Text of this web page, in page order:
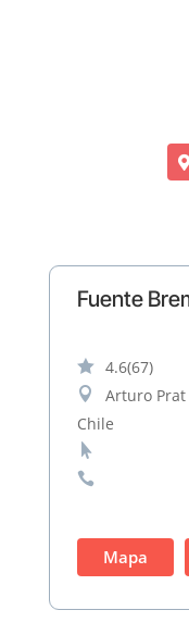
Fuente
 4.6(67)

Arturo Prat
Chile


Mapa